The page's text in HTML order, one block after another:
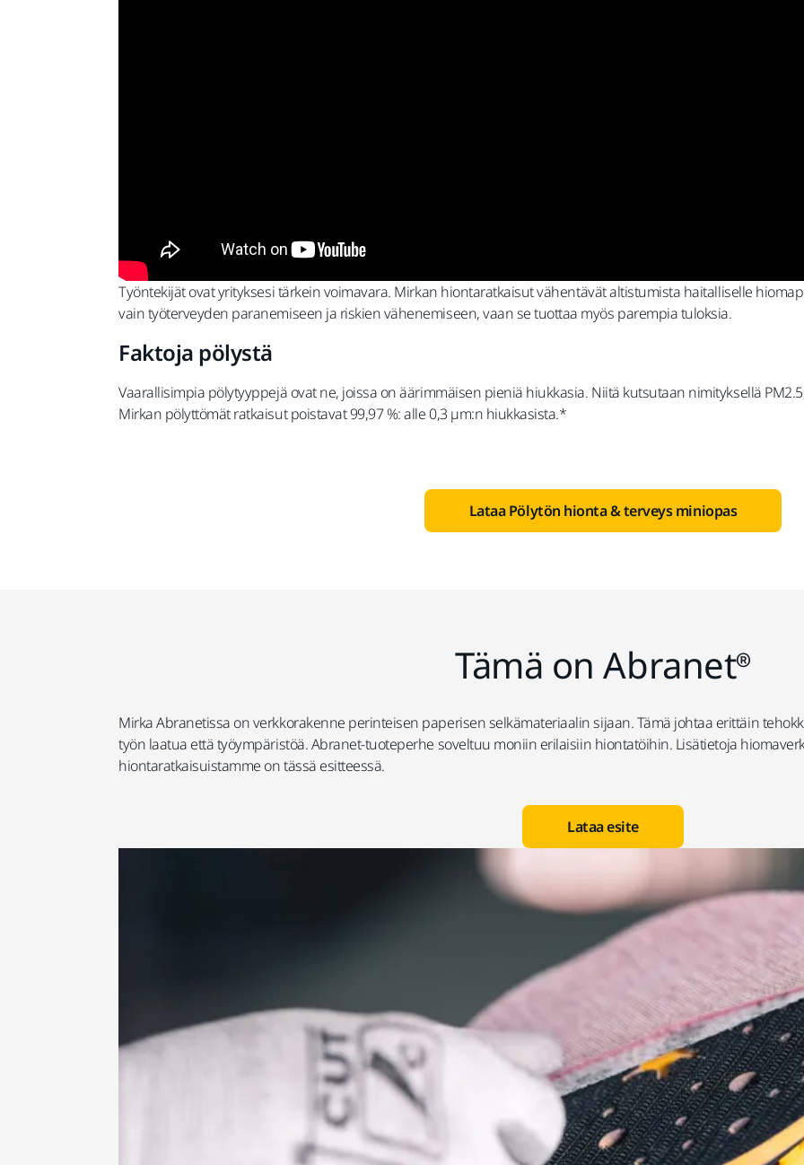
Työntekijät ovat yrityksesi tärkein voimavara. Mirkan hiontaratkaisut vähentävät altistumista haitalliselle
vain työterveyden paranemiseen ja riskien vähenemiseen, vaan se tuottaa myös parempia tuloksia.
Faktoja pölystä
Vaarallisimpia pölytyyppejä ovat ne, joissa on äärimmäisen pieniä hiukkasia. Niitä kutsutaan nimityksellä
Mirkan pölyttömät ratkaisut poistavat 99,97 %: alle 0,3 µm:n hiukkasista.*
Lataa Pölytön hionta & terveys miniopas
Tämä on Abranet®
Mirka Abranetissa on verkkorakenne perinteisen paperisen selkämateriaalin sijaan. Tämä johtaa erittäin
työn laatua että työympäristöä. Abranet-tuoteperhe soveltuu moniin erilaisiin hiontatöihin. Lisätietoja
hiontaratkaisuistamme on tässä esitteessä.
Lataa esite